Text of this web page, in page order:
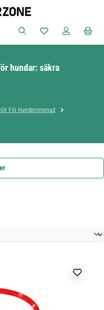
Du har 0 objekt i
hundar: säkra
För Hundpromenad